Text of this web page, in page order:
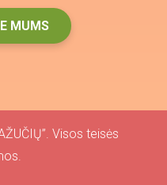
MUMS
Visos teisės